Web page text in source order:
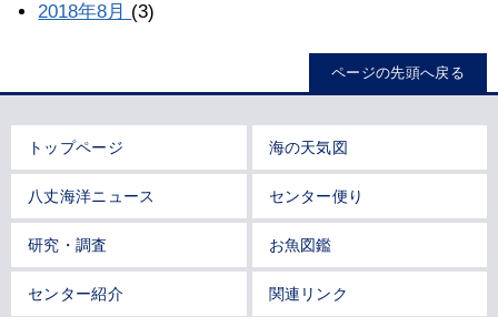
2018年8月 (3)
ページの先頭へ戻る
トップページ 海の天気図
八丈海洋ニュース センター便り
研究・調査 お魚図鑑
センター紹介 関連リンク